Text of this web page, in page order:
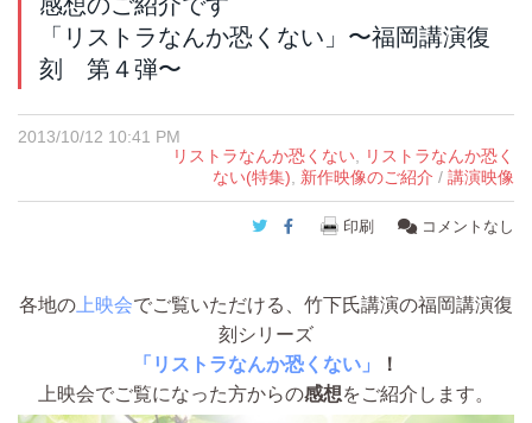
「リストラなんか恐くない」〜福岡講演復
刻 第４弾〜
2013/10/12 10:41 PM
リストラなんか恐くない
リストラなんか恐く
ない(特集)
新作映像のご紹介 / 講演映像
Twitter
Facebook
印刷 コメントなし
各地の 上映会でご覧いただける、竹下氏講演の福岡講演復
刻シリーズ
「リストラなんか恐くない」
！
上映会でご覧になった方からの感想をご紹介します。